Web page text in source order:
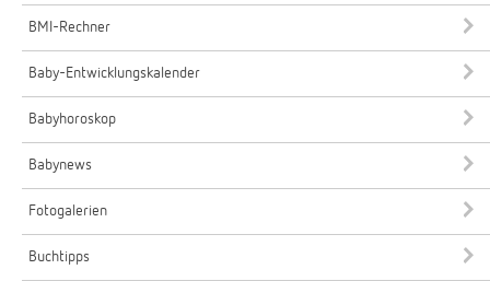
BMI-Rechner
Baby-Entwicklungskalender
Babyhoroskop
Babynews
Fotogalerien
Buchtipps